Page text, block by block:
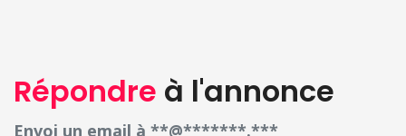
Répondre à l'annonce
Envoi un email à **@*******.***